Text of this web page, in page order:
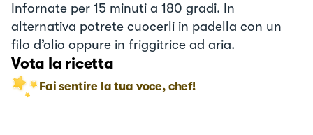
Infornate per 15 minuti a 180 gradi. In
alternativa potrete cuocerli in padella con un
filo d’olio oppure in friggitrice ad aria.
Vota la ricetta
Fai sentire la tua voce, chef!